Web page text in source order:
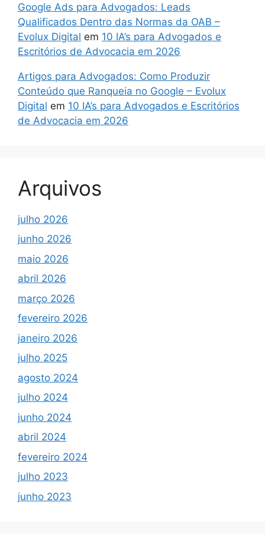
Google Ads para Advogados: Leads
Qualificados Dentro das Normas da OAB –
Evolux Digital em 10 IA’s para Advogados e
Escritórios de Advocacia em 2026
Artigos para Advogados: Como Produzir
Conteúdo que Ranqueia no Google – Evolux
Digital em 10 IA’s para Advogados e Escritórios
de Advocacia em 2026
Arquivos
julho 2026
junho 2026
maio 2026
abril 2026
março 2026
fevereiro 2026
janeiro 2026
julho 2025
agosto 2024
julho 2024
junho 2024
abril 2024
fevereiro 2024
julho 2023
junho 2023